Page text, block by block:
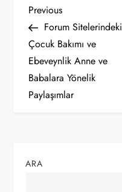
Y
a
z
ı
e
Previous
Post
Previous
Forum Sitelerindeki
Çocuk Bakımı ve
Ebeveynlik Anne ve
Babalara Yönelik
Paylaşımlar
ARA